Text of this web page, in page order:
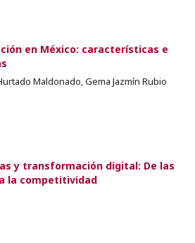
en México: características e
Maldonado, Gema Jazmín Rubio
y transformación digital: De las
la competitividad